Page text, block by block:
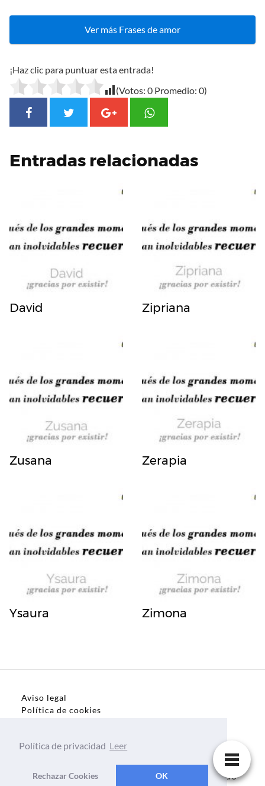
Ver más Frases de amor
¡Haz clic para puntuar esta entrada!
(Votos: 0 Promedio: 0)
Entradas relacionadas
David Zipriana
Zusana Zerapia
Ysaura Zimona
Aviso legal
Política de cookies
Dedicatorias, frases, textos para todo el mundo
Política de privacidad Leer
Rechazar Cookies OK